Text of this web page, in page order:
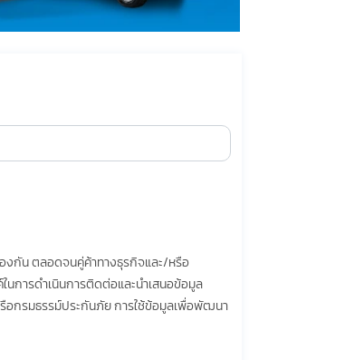
งกัน ตลอดจนคู่ค้าทางธุรกิจและ/หรือ
การดำเนินการติดต่อและนำเสนอข้อมูล
อกรมธรรม์ประกันภัย การใช้ข้อมูลเพื่อพัฒนา
คลได้ที่เว็บไซต์